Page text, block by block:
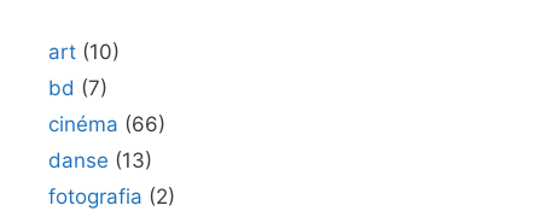
art (10)
bd (7)
cinéma (66)
danse (13)
fotografia (2)